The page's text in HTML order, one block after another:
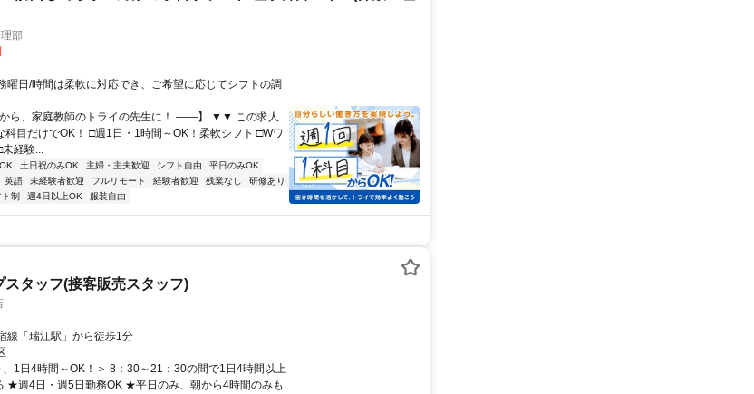
部
曜日/時間は柔軟に対応でき、ご希望に応じてシフトの調
ら、家庭教師のトライの先生に！ ――】 ▼▼ この求人
目だけでOK！ □週1日・1時間～OK！柔軟シフト □Wワ
経験...
土日祝のみOK 主婦・主夫歓迎 シフト自由
平日のみOK
英語 未経験者歓迎 フルリモート 経験者歓迎 残業なし
研修あり
制 週4日以上OK 服装自由
タッフ(接客販売スタッフ)
線「瑞江駅」から徒歩1分
1日4時間～OK！＞ 8：30～21：30の間で1日4時間以上
★週4日・週5日勤務OK ★平日のみ、朝から4時間のみも